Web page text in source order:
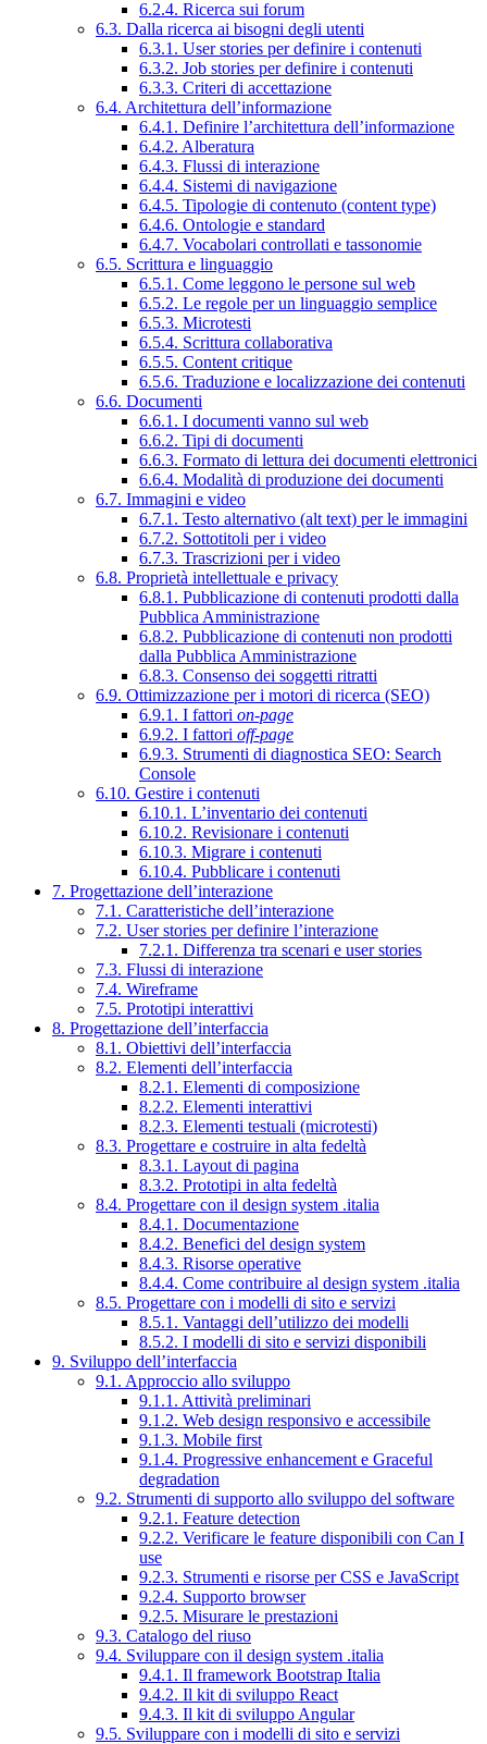
6.2.4. Ricerca sui forum
6.3. Dalla ricerca ai bisogni degli utenti
6.3.1. User stories per definire i contenuti
6.3.2. Job stories per definire i contenuti
6.3.3. Criteri di accettazione
6.4. Architettura dell’informazione
6.4.1. Definire l’architettura dell’informazione
6.4.2. Alberatura
6.4.3. Flussi di interazione
6.4.4. Sistemi di navigazione
6.4.5. Tipologie di contenuto (content type)
6.4.6. Ontologie e standard
6.4.7. Vocabolari controllati e tassonomie
6.5. Scrittura e linguaggio
6.5.1. Come leggono le persone sul web
6.5.2. Le regole per un linguaggio semplice
6.5.3. Microtesti
6.5.4. Scrittura collaborativa
6.5.5. Content critique
6.5.6. Traduzione e localizzazione dei contenuti
6.6. Documenti
6.6.1. I documenti vanno sul web
6.6.2. Tipi di documenti
6.6.3. Formato di lettura dei documenti elettronici
6.6.4. Modalità di produzione dei documenti
6.7. Immagini e video
6.7.1. Testo alternativo (alt text) per le immagini
6.7.2. Sottotitoli per i video
6.7.3. Trascrizioni per i video
6.8. Proprietà intellettuale e privacy
6.8.1. Pubblicazione di contenuti prodotti dalla
Pubblica Amministrazione
6.8.2. Pubblicazione di contenuti non prodotti
dalla Pubblica Amministrazione
6.8.3. Consenso dei soggetti ritratti
6.9. Ottimizzazione per i motori di ricerca (SEO)
6.9.1. I fattori on-page
6.9.2. I fattori off-page
6.9.3. Strumenti di diagnostica SEO: Search
Console
6.10. Gestire i contenuti
6.10.1. L’inventario dei contenuti
6.10.2. Revisionare i contenuti
6.10.3. Migrare i contenuti
6.10.4. Pubblicare i contenuti
7. Progettazione dell’interazione
7.1. Caratteristiche dell’interazione
7.2. User stories per definire l’interazione
7.2.1. Differenza tra scenari e user stories
7.3. Flussi di interazione
7.4. Wireframe
7.5. Prototipi interattivi
8. Progettazione dell’interfaccia
8.1. Obiettivi dell’interfaccia
8.2. Elementi dell’interfaccia
8.2.1. Elementi di composizione
8.2.2. Elementi interattivi
8.2.3. Elementi testuali (microtesti)
8.3. Progettare e costruire in alta fedeltà
8.3.1. Layout di pagina
8.3.2. Prototipi in alta fedeltà
8.4. Progettare con il design system .italia
8.4.1. Documentazione
8.4.2. Benefici del design system
8.4.3. Risorse operative
8.4.4. Come contribuire al design system .italia
8.5. Progettare con i modelli di sito e servizi
8.5.1. Vantaggi dell’utilizzo dei modelli
8.5.2. I modelli di sito e servizi disponibili
9. Sviluppo dell’interfaccia
9.1. Approccio allo sviluppo
9.1.1. Attività preliminari
9.1.2. Web design responsivo e accessibile
9.1.3. Mobile first
9.1.4. Progressive enhancement e Graceful
degradation
9.2. Strumenti di supporto allo sviluppo del software
9.2.1. Feature detection
9.2.2. Verificare le feature disponibili con Can I
use
9.2.3. Strumenti e risorse per CSS e JavaScript
9.2.4. Supporto browser
9.2.5. Misurare le prestazioni
9.3. Catalogo del riuso
9.4. Sviluppare con il design system .italia
9.4.1. Il framework Bootstrap Italia
9.4.2. Il kit di sviluppo React
9.4.3. Il kit di sviluppo Angular
9.5. Sviluppare con i modelli di sito e servizi